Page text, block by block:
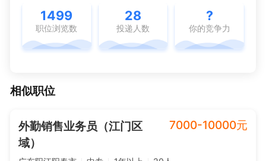
1499
职位浏览数
28
投递人数
?
你的竞争力
相似职位
外勤销售业务员（江门区
域）
7000-10000元